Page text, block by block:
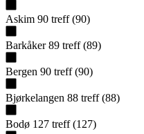
Askim 90 treff (90)
Barkåker 89 treff (89)
Bergen 90 treff (90)
Bjørkelangen 88 treff (88)
Bodø 127 treff (127)